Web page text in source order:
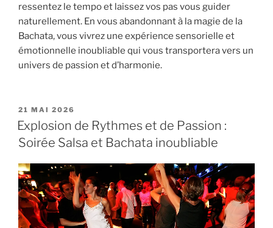
ressentez le tempo et laissez vos pas vous guider
naturellement. En vous abandonnant à la magie de la
Bachata, vous vivrez une expérience sensorielle et
émotionnelle inoubliable qui vous transportera vers un
univers de passion et d’harmonie.
PUBLIÉ
LE
21 MAI 2026
Explosion de Rythmes et de Passion :
Soirée Salsa et Bachata inoubliable